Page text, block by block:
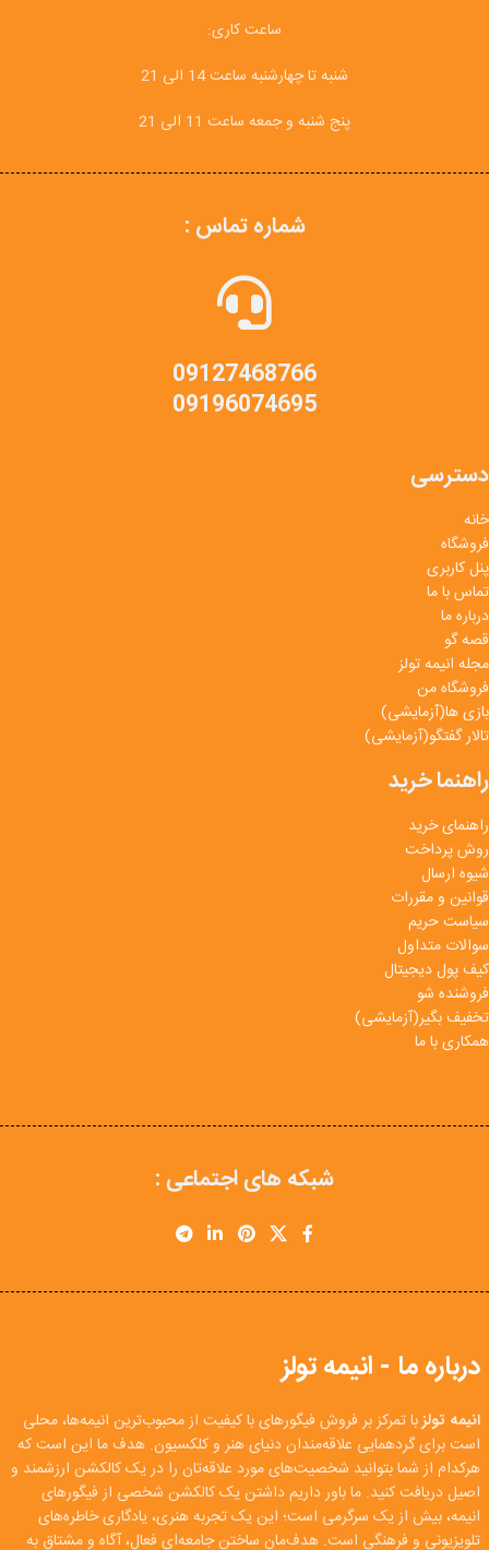
ساعت کاری:
شنبه تا چهارشنبه ساعت 14 الی 21
پنج شنبه و جمعه ساعت 11 الی 21
شماره تماس :
09127468766
09196074695
دسترسی
خانه
فروشگاه
پنل کاربری
تماس با ما
درباره ما
قصه گو
مجله انیمه تولز
فروشگاه من
بازی ها(آزمایشی)
تالار گفتگو(آزمایشی)
راهنما خرید
راهنمای خرید
روش پرداخت
شیوه ارسال
قوانین و مقررات
سیاست حریم
سوالات متداول
کیف پول دیجیتال
فروشنده شو
تخفیف بگیر(آزمایشی)
همکاری با ما
شبکه های اجتماعی :
درباره ما - انیمه تولز
انیمه تولزبا تمرکز بر فروش فیگورهای با کیفیت از محبوب‌ترین انیمه‌ها، محلی
است برای گردهمایی علاقه‌مندان دنیای هنر و کلکسیون. هدف ما این است که
هرکدام از شما بتوانید شخصیت‌های مورد علاقه‌تان را در یک کالکشن ارزشمند و
اصیل دریافت کنید. ما باور داریم داشتن یک کالکشن شخصی از فیگورهای
انیمه، بیش از یک سرگرمی است؛ این یک تجربه هنری، یادگاری خاطره‌های
تلویزیونی و فرهنگی است. هدف‌مان ساختن جامعه‌ای فعال، آگاه و مشتاق به